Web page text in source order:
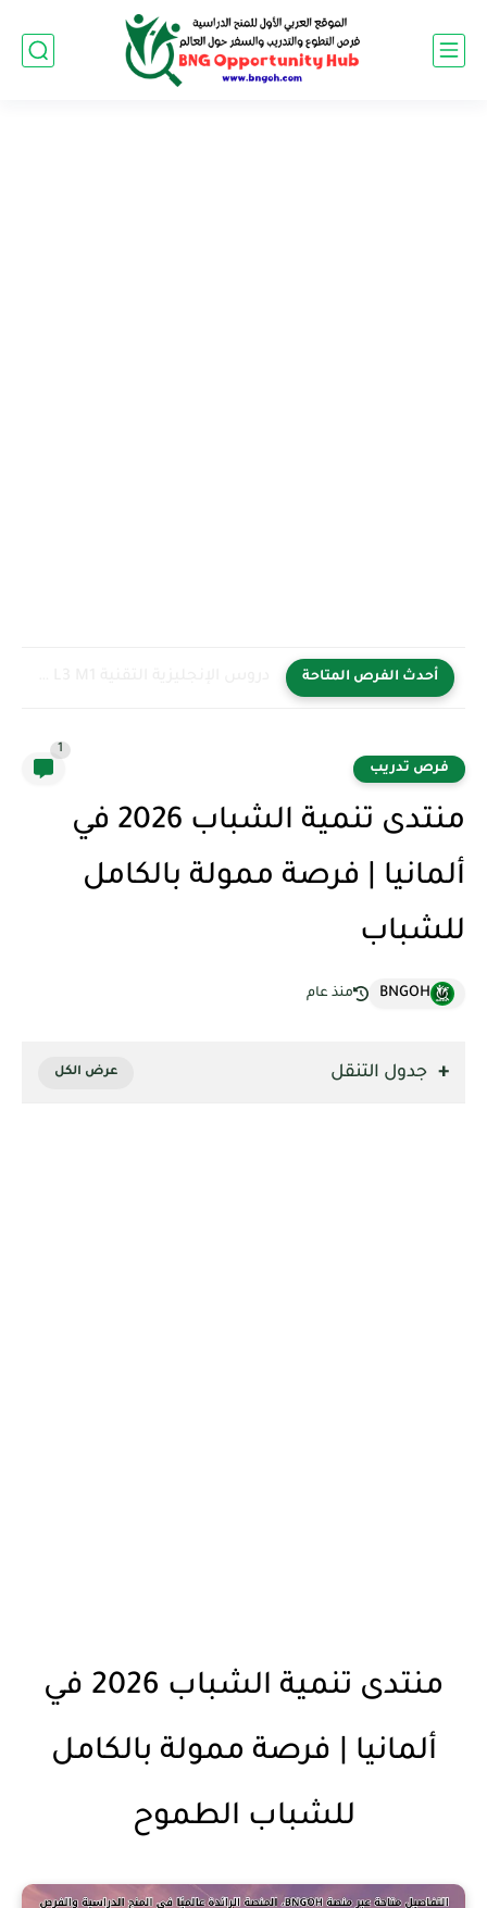
أحدث الفرص المتاحة
فرص تدريب
1
منتدى تنمية الشباب 2026 في
ألمانيا | فرصة ممولة بالكامل
للشباب
BNGOH منذ عام
جدول التنقل
منتدى تنمية الشباب 2026 في
ألمانيا | فرصة ممولة بالكامل
للشباب الطموح